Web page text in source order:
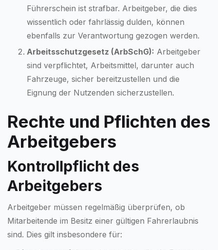
Führerschein ist strafbar. Arbeitgeber, die dies
wissentlich oder fahrlässig dulden, können
ebenfalls zur Verantwortung gezogen werden.
Arbeitsschutzgesetz (ArbSchG): Arbeitgeber
sind verpflichtet, Arbeitsmittel, darunter auch
Fahrzeuge, sicher bereitzustellen und die
Eignung der Nutzenden sicherzustellen.
Rechte und Pflichten des
Arbeitgebers
Kontrollpflicht des
Arbeitgebers
Arbeitgeber müssen regelmäßig überprüfen, ob
Mitarbeitende im Besitz einer gültigen Fahrerlaubnis
sind. Dies gilt insbesondere für: